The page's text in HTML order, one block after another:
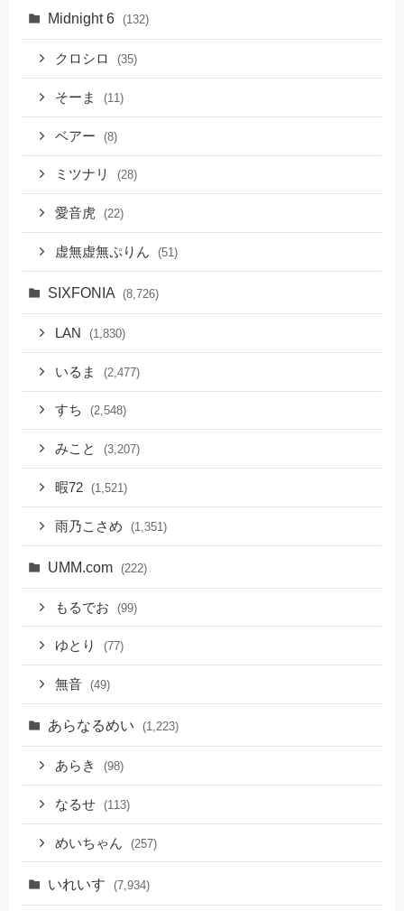
Midnight 6 (132)
クロシロ (35)
そーま (11)
ベアー (8)
ミツナリ (28)
愛音虎 (22)
虚無虚無ぷりん (51)
SIXFONIA (8,726)
LAN (1,830)
いるま (2,477)
すち (2,548)
みこと (3,207)
暇72 (1,521)
雨乃こさめ (1,351)
UMM.com (222)
もるでお (99)
ゆとり (77)
無音 (49)
あらなるめい (1,223)
あらき (98)
なるせ (113)
めいちゃん (257)
いれいす (7,934)